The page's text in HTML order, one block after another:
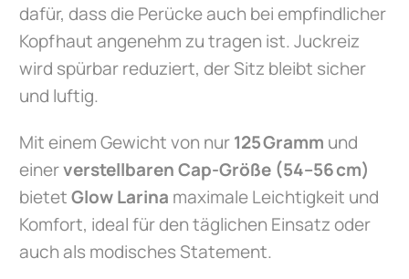
dafür, dass die Perücke auch bei empfindlicher
Kopfhaut angenehm zu tragen ist. Juckreiz
wird spürbar reduziert, der Sitz bleibt sicher
und luftig.
Mit einem Gewicht von nur125 Gramm und
einerverstellbaren Cap-Größe (54–56 cm)
bietetGlow Larina maximale Leichtigkeit und
Komfort, ideal für den täglichen Einsatz oder
auch als modisches Statement.